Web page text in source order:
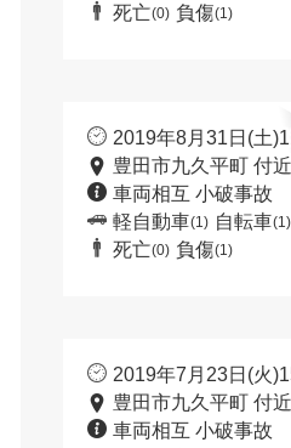
死亡(0) 負傷(1)
2019年8月31日(土
豊田市九久平町 付近
車両相互 小破事故
軽自動車(1) 自転車(1)
死亡(0) 負傷(1)
2019年7月23日(火
豊田市九久平町 付近
車両相互 小破事故